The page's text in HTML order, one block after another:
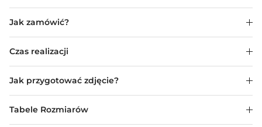
Jak zamówić?
Czas realizacji
Jak przygotować zdjęcie?
Tabele Rozmiarów